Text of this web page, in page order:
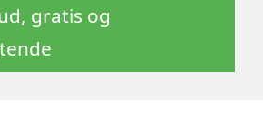
gratis og